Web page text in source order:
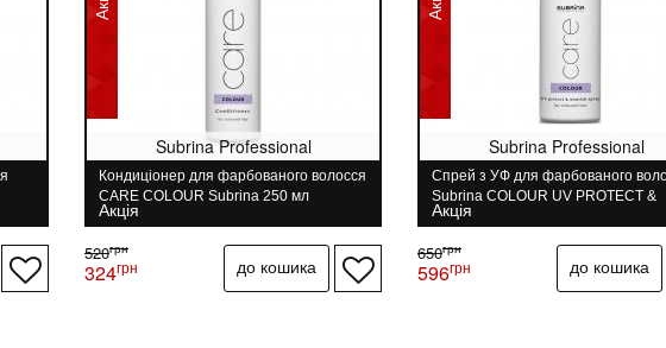
Subrina Professional
Кондиціонер для фарбованого волосся
CARE COLOUR Subrina 250 мл
Акція
520грн
324грн
Subrina Professional
Спрей з УФ для фарбованого
Subrina COLOUR UV PROTECT &
NOURISH SPRAY 150 мл
Акція
650грн
596грн